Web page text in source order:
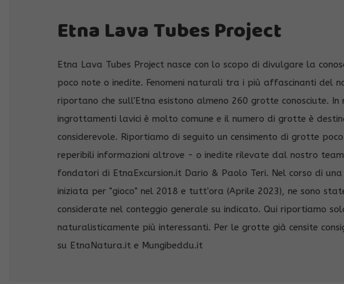
Etna Lava Tubes Project
Etna Lava Tubes Project nasce con lo scopo di divulgare la
poco note o inedite. Fenomeni naturali tra i più affascinanti del
riportano che sull'Etna esistono almeno 260 grotte conosciute.
ingrottamenti lavici è molto comune e il numero di grotte è
considerevole. Riportiamo di seguito un censimento di grotte
reperibili informazioni altrove - o inedite rilevate dal nostro
fondatori di EtnaExcursion.it Dario & Paolo Teri. Nel corso di
iniziata per "gioco" nel 2018 e tutt'ora (Aprile 2023), ne sono
considerate nel conteggio generale su indicato. Qui riportiamo
naturalisticamente più interessanti. Per le grotte già censite
su EtnaNatura.it e Mungibeddu.it